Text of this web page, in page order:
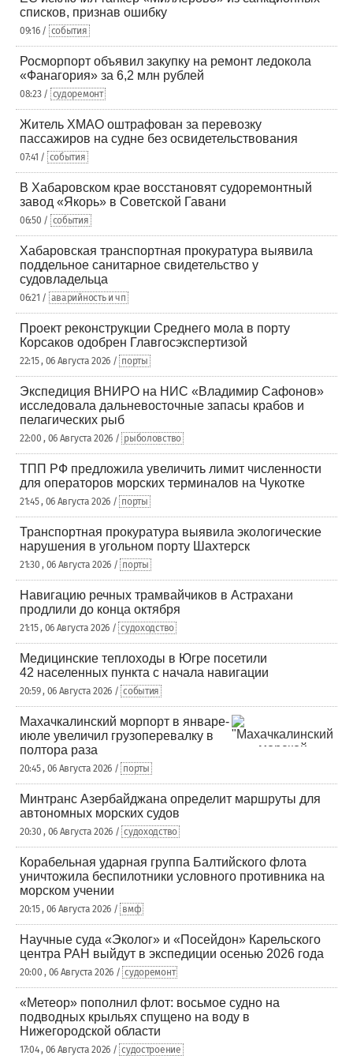
списков, признав ошибку
09:16 / события
Росморпорт объявил закупку на ремонт ледокола
«Фанагория» за 6,2 млн рублей
08:23 / судоремонт
Житель ХМАО оштрафован за перевозку
пассажиров на судне без освидетельствования
07:41 / события
В Хабаровском крае восстановят судоремонтный
завод «Якорь» в Советской Гавани
06:50 / события
Хабаровская транспортная прокуратура выявила
поддельное санитарное свидетельство у
судовладельца
06:21 / аварийность и чп
Проект реконструкции Среднего мола в порту
Корсаков одобрен Главгосэкспертизой
22:15 , 06 Августа 2026 / порты
Экспедиция ВНИРО на НИС «Владимир Сафонов»
исследовала дальневосточные запасы крабов и
пелагических рыб
22:00 , 06 Августа 2026 / рыболовство
ТПП РФ предложила увеличить лимит численности
для операторов морских терминалов на Чукотке
21:45 , 06 Августа 2026 / порты
Транспортная прокуратура выявила экологические
нарушения в угольном порту Шахтерск
21:30 , 06 Августа 2026 / порты
Навигацию речных трамвайчиков в Астрахани
продлили до конца октября
21:15 , 06 Августа 2026 / судоходство
Медицинские теплоходы в Югре посетили
42 населенных пункта с начала навигации
20:59 , 06 Августа 2026 / события
Махачкалинский морпорт в январе-
июле увеличил грузоперевалку в
полтора раза
20:45 , 06 Августа 2026 / порты
Минтранс Азербайджана определит маршруты для
автономных морских судов
20:30 , 06 Августа 2026 / судоходство
Корабельная ударная группа Балтийского флота
уничтожила беспилотники условного противника на
морском учении
20:15 , 06 Августа 2026 / вмф
Научные суда «Эколог» и «Посейдон» Карельского
центра РАН выйдут в экспедиции осенью 2026 года
20:00 , 06 Августа 2026 / судоремонт
«Метеор» пополнил флот: восьмое судно на
подводных крыльях спущено на воду в
Нижегородской области
17:04 , 06 Августа 2026 / судостроение